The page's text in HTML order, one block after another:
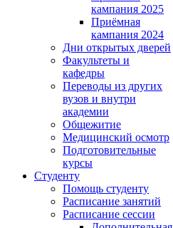
кампания 2025
Приёмная
кампания 2024
Дни открытых дверей
Факультеты и
кафедры
Переводы из других
вузов и внутри
академии
Общежитие
Медицинский осмотр
Подготовительные
курсы
Студенту
Помощь студенту
Расписание занятий
Расписание сессии